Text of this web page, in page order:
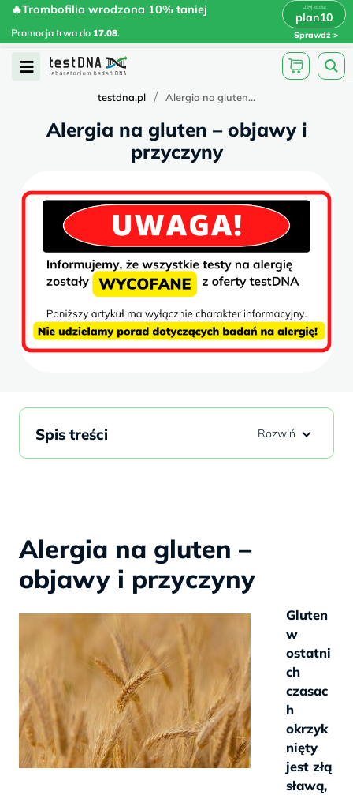
Skip
content
🔥Trombofilia wrodzona 10% taniej
Promocja trwa do 17.08.
plan10
Sprawdź
🔥Trombofilia wrodzona 10% taniej
plan10 x
Open
testdna.pl / Alergia na gluten...
Alergia na gluten – objawy i
przyczyny
Alergia na gluten –
objawy i przyczyny
Gluten
w
ostatni
ch
czasac
h
okrzyk
nięty
jest złą
sławą,
Spis treści